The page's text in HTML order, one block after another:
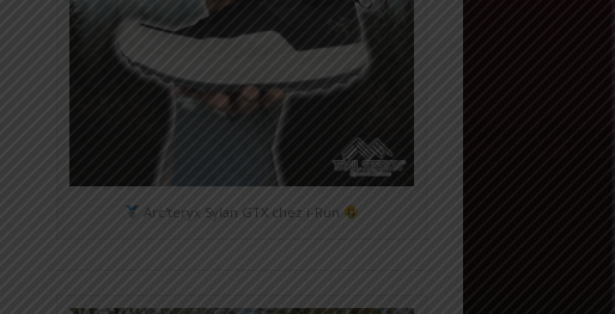
Arc'teryx Sylan GTX chez i-Run